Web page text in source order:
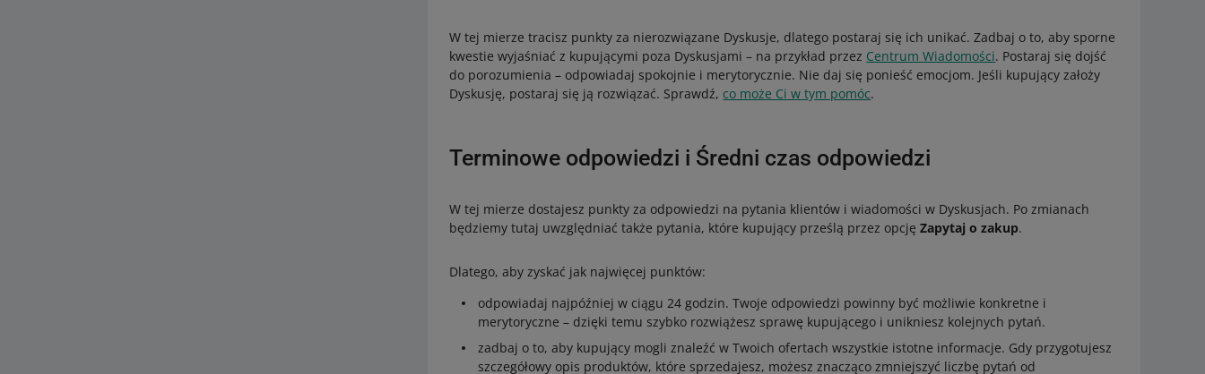
W tej mierze tracisz punkty za nierozwiązane Dyskusje, dlatego postaraj się ich unikać. Zadbaj o to, aby sporne
kwestie wyjaśniać z kupującymi poza Dyskusjami – na przykład przez Centrum Wiadomości. Postaraj się dojść
do porozumienia – odpowiadaj spokojnie i merytorycznie. Nie daj się ponieść emocjom. Jeśli kupujący założy
Dyskusję, postaraj się ją rozwiązać. Sprawdź, co może Ci w tym pomóc.
Terminowe odpowiedzi i Średni czas odpowiedzi
W tej mierze dostajesz punkty za odpowiedzi na pytania klientów i wiadomości w Dyskusjach. Po zmianach
będziemy tutaj uwzględniać także pytania, które kupujący prześlą przez opcjęZapytaj o zakup.
Dlatego, aby zyskać jak najwięcej punktów:
odpowiadaj najpóźniej w ciągu 24 godzin. Twoje odpowiedzi powinny być możliwie konkretne i
merytoryczne – dzięki temu szybko rozwiążesz sprawę kupującego i unikniesz kolejnych pytań.
zadbaj o to, aby kupujący mogli znaleźć w Twoich ofertach wszystkie istotne informacje. Gdy przygotujesz
szczegółowy opis produktów, które sprzedajesz, możesz znacząco zmniejszyć liczbę pytań od